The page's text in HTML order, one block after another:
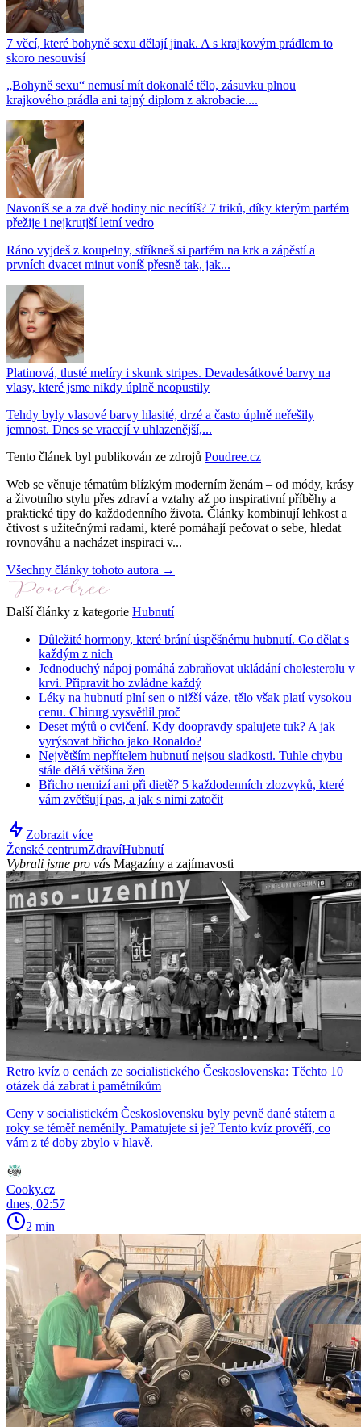
7 věcí, které bohyně sexu dělají jinak. A s krajkovým prádlem to
skoro nesouvisí
„Bohyně sexu“ nemusí mít dokonalé tělo, zásuvku plnou
krajkového prádla ani tajný diplom z akrobacie....
Navoníš se a za dvě hodiny nic necítíš? 7 triků, díky kterým parfém
přežije i nejkrutjší letní vedro
Ráno vyjdeš z koupelny, stříkneš si parfém na krk a zápěstí a
prvních dvacet minut voníš přesně tak, jak...
Platinová, tlusté melíry i skunk stripes. Devadesátkové barvy na
vlasy, které jsme nikdy úplně neopustily
Tehdy byly vlasové barvy hlasité, drzé a často úplně neřešily
jemnost. Dnes se vracejí v uhlazenější,...
Tento článek byl publikován ze zdrojů Poudree.cz
Web se věnuje tématům blízkým moderním ženám – od módy, krásy
a životního stylu přes zdraví a vztahy až po inspirativní příběhy a
praktické tipy do každodenního života. Články kombinují lehkost a
čtivost s užitečnými radami, které pomáhají pečovat o sebe, hledat
rovnováhu a nacházet inspiraci v...
Všechny články tohoto autora →
Další články z kategorie Hubnutí
Důležité hormony, které brání úspěšnému hubnutí. Co dělat s
každým z nich
Jednoduchý nápoj pomáhá zabraňovat ukládání cholesterolu v
krvi. Připravit ho zvládne každý
Léky na hubnutí plní sen o nižší váze, tělo však platí vysokou
cenu. Chirurg vysvětlil proč
Deset mýtů o cvičení. Kdy doopravdy spalujete tuk? A jak
vyrýsovat břicho jako Ronaldo?
Největším nepřítelem hubnutí nejsou sladkosti. Tuhle chybu
stále dělá většina žen
Břicho nemizí ani při dietě? 5 každodenních zlozvyků, které
vám zvětšují pas, a jak s nimi zatočit
Zobrazit více
Ženské centrumZdravíHubnutí
Vybrali jsme pro vás Magazíny a zajímavosti
Retro kvíz o cenách ze socialistického Československa: Těchto 10
otázek dá zabrat i pamětníkům
Ceny v socialistickém Československu byly pevně dané státem a
roky se téměř neměnily. Pamatujete si je? Tento kvíz prověří, co
vám z té doby zbylo v hlavě.
Cooky.cz
dnes, 02:57
2 min